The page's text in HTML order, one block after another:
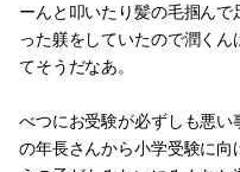
ーんと叩いたり髪の毛掴ん
った躾をしていたので潤く
てそうだなあ。
べつにお受験が必ずしも悪
の年長さんから小学受験に